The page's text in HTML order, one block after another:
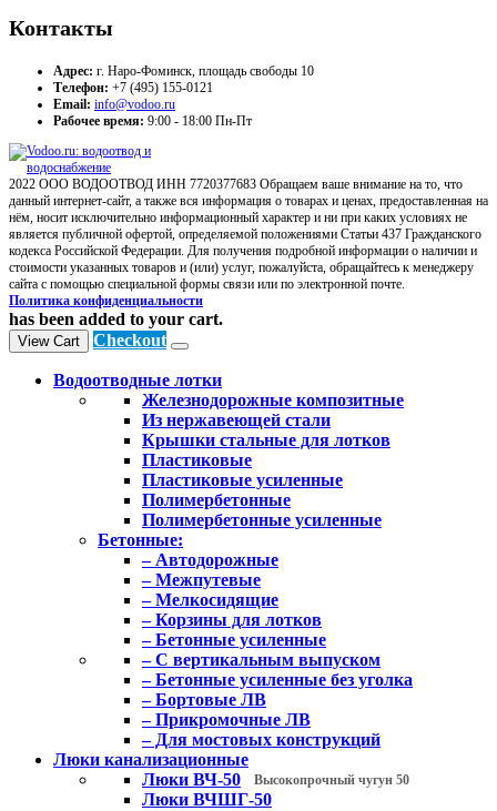
Контакты
Адрес: г. Наро-Фоминск, площадь свободы 10
Телефон: +7 (495) 155-0121
Email: info@vodoo.ru
Рабочее время: 9:00 - 18:00 Пн-Пт
2022 ООО ВОДООТВОД ИНН 7720377683 Обращаем ваше внимание на то, что
данный интернет-сайт, а также вся информация о товарах и ценах, предоставленная на
нём, носит исключительно информационный характер и ни при каких условиях не
является публичной офертой, определяемой положениями Статьи 437 Гражданского
кодекса Российской Федерации. Для получения подробной информации о наличии и
стоимости указанных товаров и (или) услуг, пожалуйста, обращайтесь к менеджеру
сайта с помощью специальной формы связи или по электронной почте.
Политика конфиденциальности
has been added to your cart.
View Cart Checkout
Водоотводные лотки
Железнодорожные композитные
Из нержавеющей стали
Крышки стальные для лотков
Пластиковые
Пластиковые усиленные
Полимербетонные
Полимербетонные усиленные
Бетонные:
– Автодорожные
– Межпутевые
– Мелкосидящие
– Корзины для лотков
– Бетонные усиленные
– С вертикальным выпуском
– Бетонные усиленные без уголка
– Бортовые ЛВ
– Прикромочные ЛВ
– Для мостовых конструкций
Люки канализационные
Люки ВЧ-50
Высокопрочный чугун 50
Люки ВЧШГ-50